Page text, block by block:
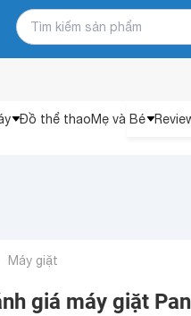
Đồ thể thaoMẹ và Bé
Máy giặt
giá máy giặt